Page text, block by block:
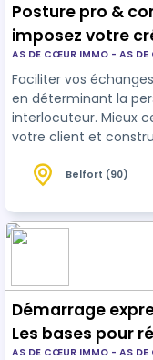
Posture pro &
imposez votre
modèle DISC
AS DE CŒUR IMMO - AS DE
Faciliter vos
en déterminant la
interlocuteur. Mieux
votre client et
convaincre le client
d'augmenter ses
Gagner en efficacité. Formation s'adressant à
Belfort (90)
Démarrage
Les bases pour
AS DE CŒUR IMMO - AS DE